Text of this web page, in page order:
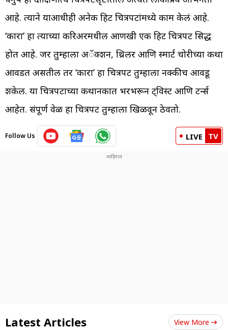
आहे. त्याने याआधीही अनेक हिट चित्रपटांमध्ये काम केलं आहे.
‘कारा’ हा त्याच्या करिअरमधील आणखी एक हिट चित्रपट सिद्ध
होत आहे. जर तुम्हाला अॅक्शन, थ्रिलर आणि स्मार्ट चोरीच्या कथा
आवडत असतील तर ‘कारा’ हा चित्रपट तुम्हाला नक्कीच आवडू
शकेल. या चित्रपटाच्या कथानकात भरभरून ट्विस्ट आणि टर्न्स
आहेत. संपूर्ण वेळ हा चित्रपट तुम्हाला खिळवून ठेवतो.
Follow Us LIVE TV
Latest Articles View More